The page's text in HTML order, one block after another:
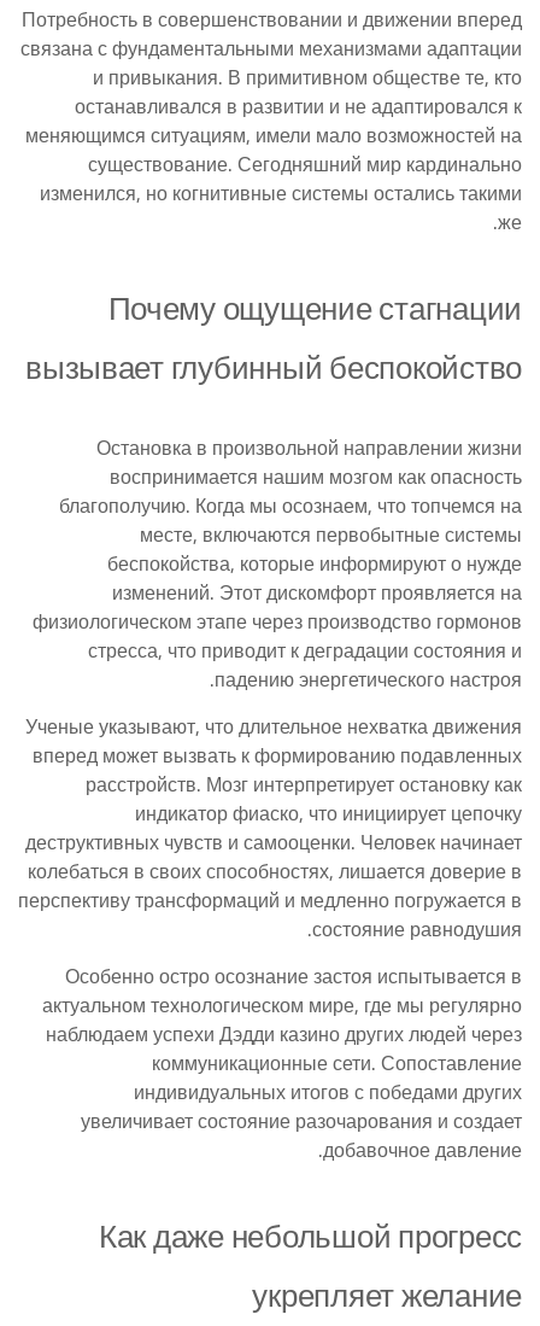
Потребность в совершенствовании и движении вперед
связана с фундаментальными механизмами адаптации
и привыкания. В примитивном обществе те, кто
останавливался в развитии и не адаптировался к
меняющимся ситуациям, имели мало возможностей на
существование. Сегодняшний мир кардинально
изменился, но когнитивные системы остались такими
же.
Почему ощущение стагнации
вызывает глубинный беспокойство
Остановка в произвольной направлении жизни
воспринимается нашим мозгом как опасность
благополучию. Когда мы осознаем, что топчемся на
месте, включаются первобытные системы
беспокойства, которые информируют о нужде
изменений. Этот дискомфорт проявляется на
физиологическом этапе через производство гормонов
стресса, что приводит к деградации состояния и
падению энергетического настроя.
Ученые указывают, что длительное нехватка движения
вперед может вызвать к формированию подавленных
расстройств. Мозг интерпретирует остановку как
индикатор фиаско, что инициирует цепочку
деструктивных чувств и самооценки. Человек начинает
колебаться в своих способностях, лишается доверие в
перспективу трансформаций и медленно погружается в
состояние равнодушия.
Особенно остро осознание застоя испытывается в
актуальном технологическом мире, где мы регулярно
наблюдаем успехи Дэдди казино других людей через
коммуникационные сети. Сопоставление
индивидуальных итогов с победами других
увеличивает состояние разочарования и создает
добавочное давление.
Как даже небольшой прогресс
укрепляет желание